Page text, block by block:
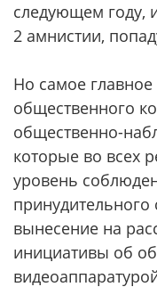
следующем году,
2 амнистии,
Но самое
общественного
общественно-
которые во всех
уровень
принудительного
вынесение на
инициативы об